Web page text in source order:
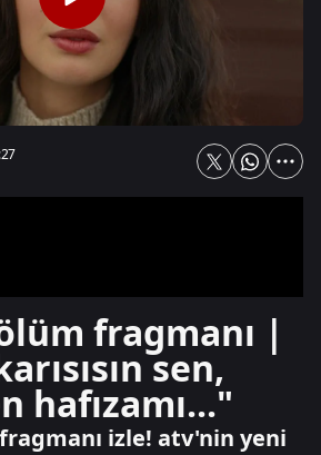
fragmanı |
sen,
hafızamı..."
izle! atv'nin yeni